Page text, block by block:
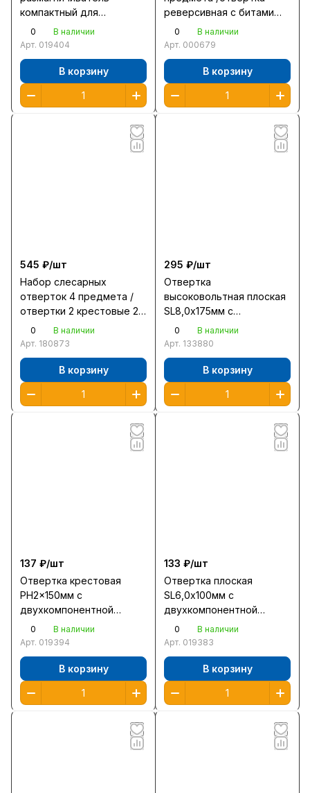
компактный для
отверток и бит
25999/56560
0
В наличии
Арт. 019404
В корзину
реверсивная с битами
торцевыми головками и
сверлами/25556-Н43 /24/
0
В наличии
Арт. 000679
В корзину
545 ₽/шт
Набор слесарных
отверток 4 предмета /
отвертки 2 крестовые 2
плоские/25065-H4 /10шт/
0
В наличии
Арт. 180873
В корзину
295 ₽/шт
Отвертка
высоковольтная плоская
SL8,0x175мм с
трехкомпонентной
рукояткой 25261-8,0-175
0
В наличии
Арт. 133880
В корзину
137 ₽/шт
Отвертка крестовая
PH2x150мм с
двухкомпонентной
рукояткой/2510-2-
15/25062-2-150 /12/
0
В наличии
Арт. 019394
В корзину
133 ₽/шт
Отвертка плоская
SL6,0x100мм с
двухкомпонентной
рукояткой/2509-06-10
/12/39773
0
В наличии
Арт. 019383
В корзину